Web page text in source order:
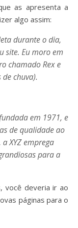
as apresenta a
algo assim:
durante o dia,
site. Eu moro em
chamado Rex e
chuva).
em 1971, e
de qualidade ao
XYZ emprega
para a
você deveria ir ao
páginas para o